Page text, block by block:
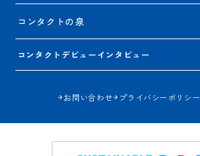
コンタクトの泉
コンタクトデビューインタビュー
お問い合わせ プライバシーポリシー